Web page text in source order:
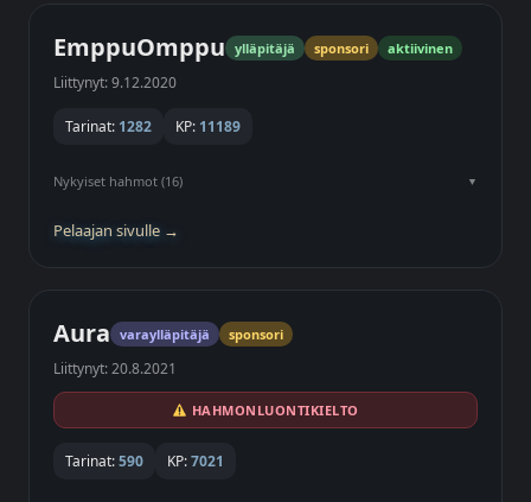
EmppuOmppu ylläpitäjä sponsori aktiivinen
Liittynyt: 9.12.2020
Tarinat: 1282 KP: 11189
Nykyiset hahmot (16)
Pelaajan sivulle →
Aura varaylläpitäjä sponsori
Liittynyt: 20.8.2021
HAHMONLUONTIKIELTO
Tarinat:590 KP:7021